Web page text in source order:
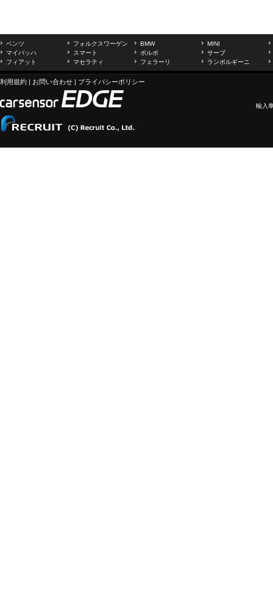
ベンツ フォルクスワーゲン BMW
MINI
マイバッハ
スマート ボルボ
サーブ
フィアット
マセラティ フェラーリ ランボルギーニ
利用規約 | お問い合わせ | プライバシーポリシー
輸入